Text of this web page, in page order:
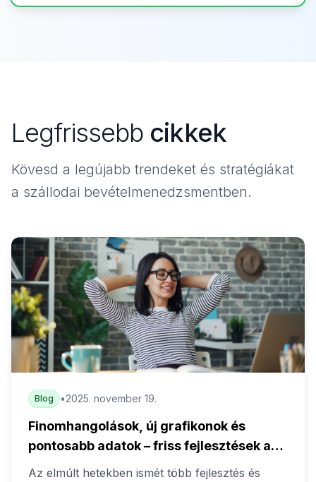
használata számos előnnyel jár. Tekintsük át a
Legfrissebb cikkek
Kövesd a legújabb trendeket és stratégiákat
a szállodai bevételmenedzsmentben.
Blog •2025. november 19.
Finomhangolások, új grafikonok és
pontosabb adatok – friss fejlesztések a
RoomRaiserben
Az elmúlt hetekben ismét több fejlesztés és